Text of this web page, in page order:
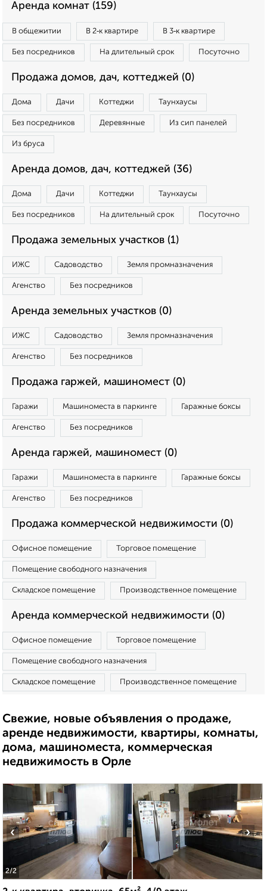
Аренда комнат (159)
В общежитии В 2‑к квартире В 3‑к квартире
Без посредников На длительный срок Посуточно
Продажа домов, дач, коттеджей (0)
Дома Дачи Коттеджи Таунхаусы
Без посредников Деревянные Из сип панелей
Из бруса
Аренда домов, дач, коттеджей (36)
Дома Дачи Коттеджи Таунхаусы
Без посредников На длительный срок Посуточно
Продажа земельных участков (1)
ИЖС Садоводство Земля промназначения
Агенство Без посредников
Аренда земельных участков (0)
ИЖС Садоводство Земля промназначения
Агенство Без посредников
Продажа гаржей, машиномест (0)
Гаражи Машиноместа в паркинге Гаражные боксы
Агенство Без посредников
Аренда гаржей, машиномест (0)
Гаражи Машиноместа в паркинге Гаражные боксы
Агенство Без посредников
Продажа коммерческой недвижимости (0)
Офисное помещение Торговое помещение
Помещение свободного назначения
Складское помещение Производственное помещение
Аренда коммерческой недвижимости (0)
Офисное помещение Торговое помещение
Помещение свободного назначения
Складское помещение Производственное помещение
Свежие, новые объявления о продаже,
аренде недвижимости, квартиры, комнаты,
дома, машиноместа, коммерческая
недвижимость в Орле
2/2
‹ ›